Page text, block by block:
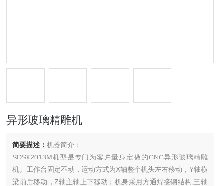
异形玻璃精雕机
简要描述：机器简介：
SDSK2013M机型是专门为客户量身定做的CNC异形玻璃精雕
机。工作台固定不动，运动方式为X轴整个机头左右移动，Y轴横
梁前后移动，Z轴主轴上下移动；机身采用方通焊接钢结构;三轴